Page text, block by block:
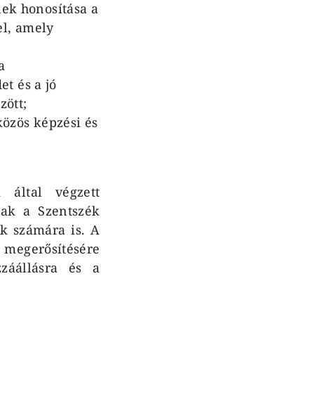
honosítása a
amely
és a jó
képzési és
által végzett
a Szentszék
számára is. A
és a